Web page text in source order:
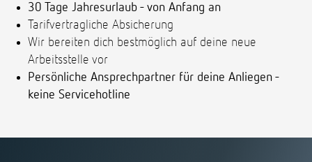
30 Tage Jahresurlaub - von Anfang an
Tarifvertragliche Absicherung
Wir bereiten dich bestmöglich auf deine neue
Arbeitsstelle vor
Persönliche Ansprechpartner für deine Anliegen -
keine Servicehotline